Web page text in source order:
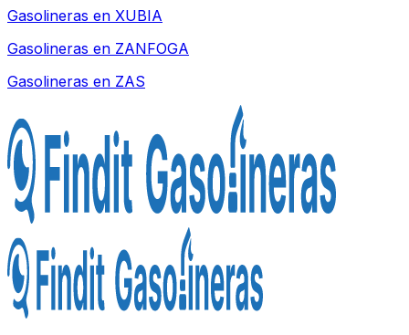
Gasolineras en XUBIA
Gasolineras en ZANFOGA
Gasolineras en ZAS